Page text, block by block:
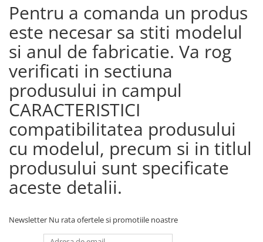
Pentru a comanda un produs
este necesar sa stiti modelul
si anul de fabricatie. Va rog
verificati in sectiuna
produsului in campul
CARACTERISTICI
compatibilitatea produsului
cu modelul, precum si in titlul
produsului sunt specificate
aceste detalii.
Newsletter Nu rata ofertele si promotiile noastre